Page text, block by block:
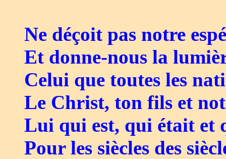
Ne déçoit pas notre
Et donne-nous la
Celui que toutes les
Le Christ, ton fils et
Lui qui est, qui était et
Pour les siècles des